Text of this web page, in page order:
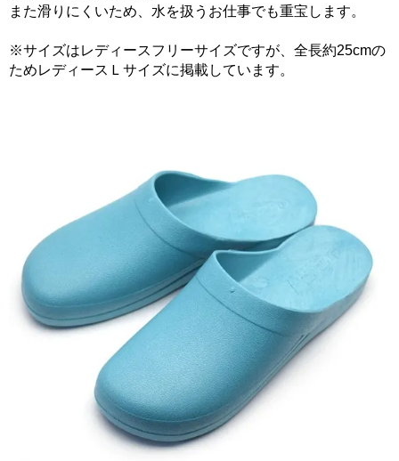
また滑りにくいため、水を扱うお仕事でも重宝します。
※サイズはレディースフリーサイズですが、全長約25cmの
ためレディースＬサイズに掲載しています。